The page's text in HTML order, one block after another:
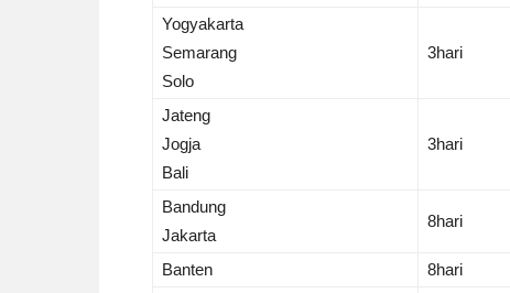
Yogyakarta
Semarang
Solo
3hari
Jateng
Jogja
Bali
3hari
Bandung
Jakarta
8hari
Banten 8hari